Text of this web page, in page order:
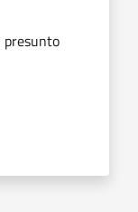
presunto